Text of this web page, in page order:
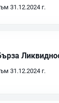
31.12.2024 г.
31.12.2024 г.